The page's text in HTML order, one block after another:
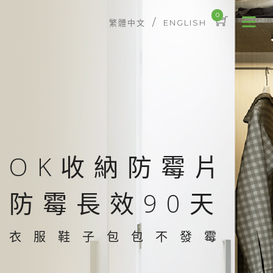
繁體中文 / ENGLISH
0
OK收納防霉片
防霉長效90天
衣服鞋子包包不發霉